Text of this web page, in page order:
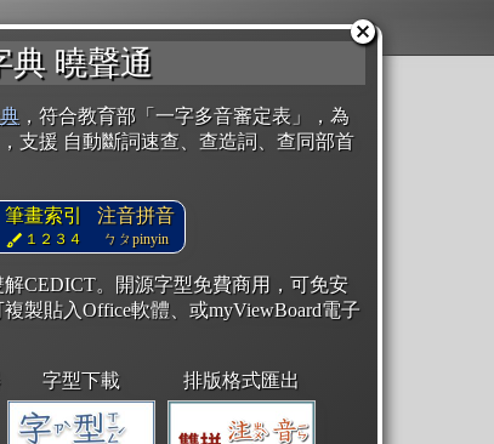
典 曉聲通
，符合教育部「一字多音審定表」，為
支援 自動斷詞速查、查造詞、查同部首
筆畫索引
１２３４
注音拼音
ㄅㄆpinyin
CEDICT。開源字型免費商用，可免安
複製貼入Office軟體、或myViewBoard電子
字型下載 排版格式匯出